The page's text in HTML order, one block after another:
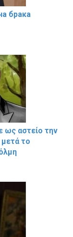
брaка
ως αστείο την
το